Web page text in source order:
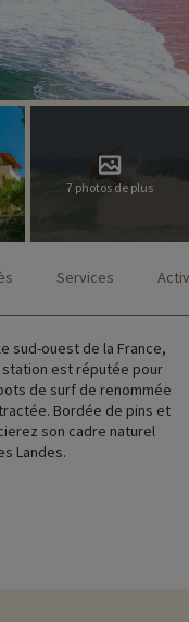
7 photos de plus
Services
sud-ouest de la France,
station est réputée pour
de surf de renommée
Bordée de pins et
son cadre naturel
Landes.
A votre arrivée
locales.